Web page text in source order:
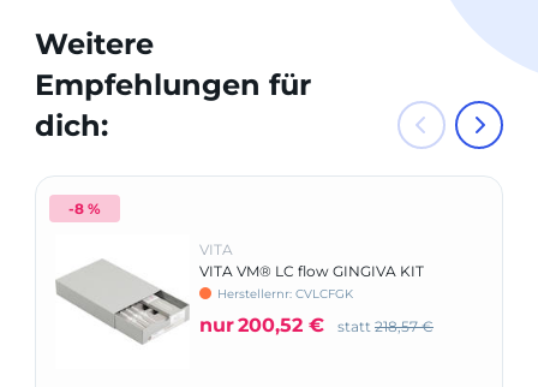
Weitere
Empfehlungen für
dich:
-8 %
VITA
VITA VM® LC flow GINGIVA KIT
Herstellernr: CVLCFGK
nur200,52 € statt 218,57 €